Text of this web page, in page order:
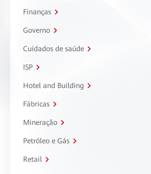
Finanças
Governo
Cuidados de saúde
ISP
Hotel and Building
Fábricas
Mineração
Petróleo e Gás
Retail